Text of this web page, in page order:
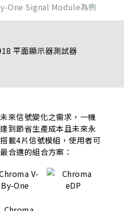
One Signal Module為例
來信號變化之需求，一機
到節省生產成本且未來永
載4片信號模組，使用者可
合適的組合方案：